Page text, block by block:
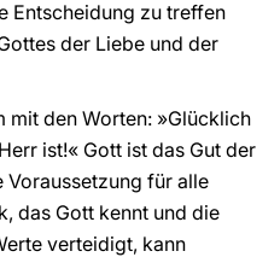
Entscheidung zu treffen
der Liebe und der
mit den Worten: »Glücklich
ist!« Gott ist das Gut der
Voraussetzung für alle
das Gott kennt und die
verteidigt, kann